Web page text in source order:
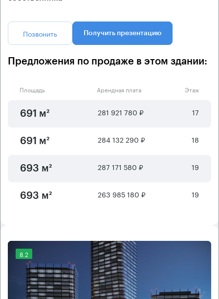
Позвонить Получить презентацию
Предложения по продаже в этом здании:
Площадь Арендная плата Этаж
691 м² 281 921 780 ₽ 17
691 м² 284 132 290 ₽ 18
693 м² 287 171 580 ₽ 19
693 м² 263 985 180 ₽ 19
8.2